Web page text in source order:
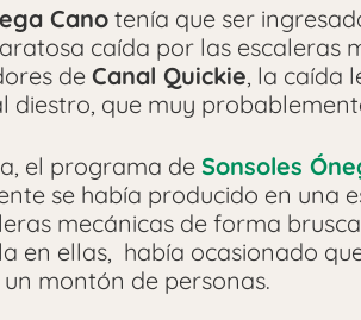
Cano tenía que ser
caída por las escaleras
de Canal Quickie, la caída
diestro, que muy
el programa deSonsoles
se había producido en una
mecánicas de forma
en ellas, había ocasionado
montón de personas.